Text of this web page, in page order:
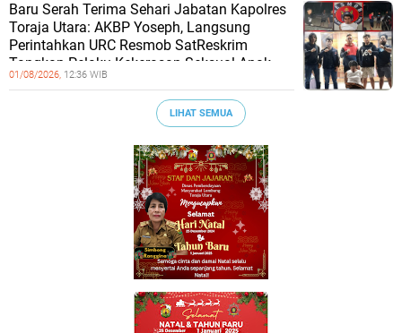
Baru Serah Terima Sehari Jabatan Kapolres
Toraja Utara: AKBP Yoseph, Langsung
Perintahkan URC Resmob SatReskrim
Tangkap Pelaku Kekerasan Seksual Anak
01/08/2026, 12:36 WIB
LIHAT SEMUA